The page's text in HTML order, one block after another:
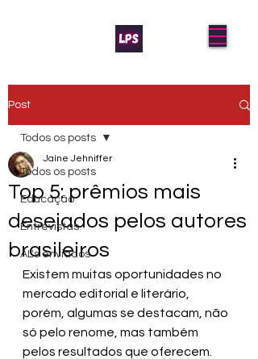
Post
Todos os posts
Educação
Entrevistas
AL's enviados
Todos os posts
Top 5: prêmios mais
desejados pelos autores
brasileiros
Jaíne Jehniffer
Existem muitas oportunidades no
mercado editorial e literário,
porém, algumas se destacam, não
só pelo renome, mas também
pelos resultados que oferecem.